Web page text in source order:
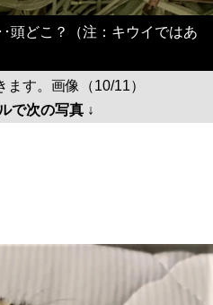
頭どこ？（注：キウイではあ
ます。画像（10/11）
で次の写真 ↓